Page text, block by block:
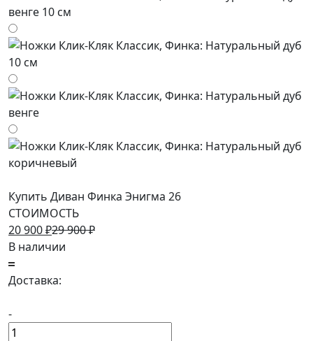
Купить Диван Финка Энигма 26
СТОИМОСТЬ
20 900₽29 900₽
В наличии
Доставка:
-